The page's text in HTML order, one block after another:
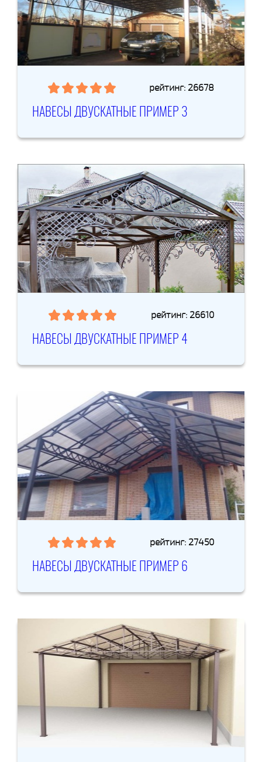
рейтинг: 26678
НАВЕСЫ ДВУСКАТНЫЕ ПРИМЕР 3
рейтинг: 26610
НАВЕСЫ ДВУСКАТНЫЕ ПРИМЕР 4
рейтинг: 27450
НАВЕСЫ ДВУСКАТНЫЕ ПРИМЕР 6